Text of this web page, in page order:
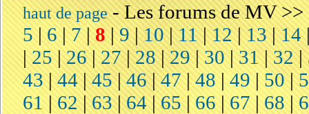
haut de page-Les forums de MV>>
5 |6 |7|8 |9|10|11|12 |13|14
|25 |26|27|28|29|30| 31|32 |
43|44|45|46|47|48 |49 | 50|
61 | 62|63|64|65| 66| 67 |68 |